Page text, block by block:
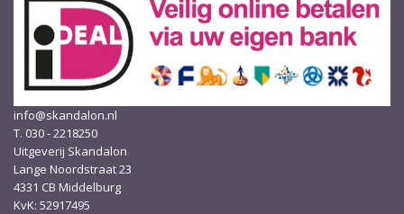
info@skandalon.nl
T. 030 - 2218250
Uitgeverij Skandalon
Lange Noordstraat 23
4331 CB Middelburg
KvK: 52917495